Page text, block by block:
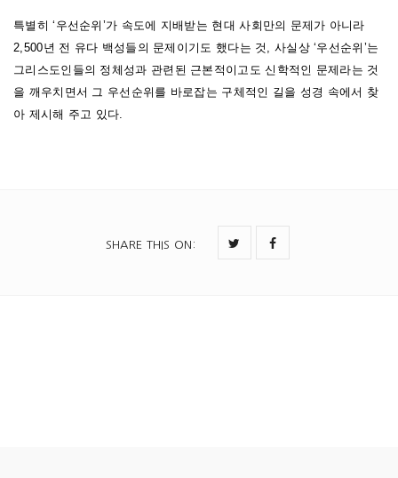
특별히 ‘우선순위’가 속도에 지배받는 현대 사회만의 문제가 아니라
2,500년 전 유다 백성들의 문제이기도 했다는 것, 사실상 ‘우선순위’는
그리스도인들의 정체성과 관련된 근본적이고도 신학적인 문제라는 것
을 깨우치면서 그 우선순위를 바로잡는 구체적인 길을 성경 속에서 찾
아 제시해 주고 있다.
SHARE THIS ON :